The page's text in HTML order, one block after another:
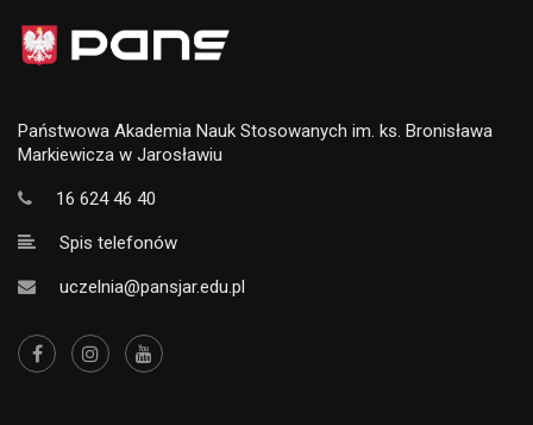
Państwowa Akademia Nauk Stosowanych im. ks. Bronisława
Markiewicza w Jarosławiu
16 624 46 40
Spis telefonów
uczelnia@pansjar.edu.pl